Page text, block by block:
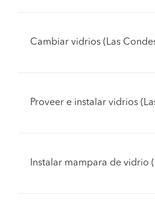
Cambiar vidrios (Las
Proveer e instalar vidrios
Instalar mampara de vidrio